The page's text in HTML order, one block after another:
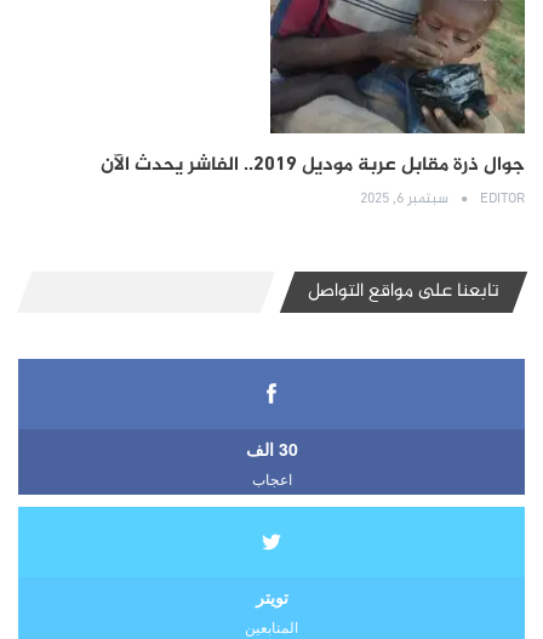
جوال ذرة مقابل عربة موديل 2019.. الفاشر يحدث الآن
EDITOR سبتمبر 6, 2025
تابعنا على مواقع التواصل
30 الف
اعجاب
تويتر
المتابعين